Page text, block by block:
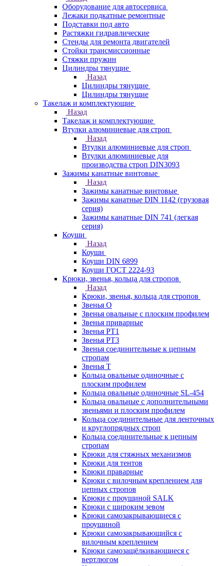
Оборудование для автосервиса
Лежаки подкатные ремонтные
Подставки под авто
Растяжки гидравлические
Стенды для ремонта двигателей
Стойки трансмиссионные
Стяжки пружин
Цилиндры тянущие
Назад
Цилиндры тянущие
Цилиндры тянущие
Такелаж и комплектующие
Назад
Такелаж и комплектующие
Втулки алюминиевые для строп
Назад
Втулки алюминиевые для строп
Втулки алюминиевые для
производства строп DIN3093
Зажимы канатные винтовые
Назад
Зажимы канатные винтовые
Зажимы канатные DIN 1142 (грузовая
серия)
Зажимы канатные DIN 741 (легкая
серия)
Коуши
Назад
Коуши
Коуши DIN 6899
Коуши ГОСТ 2224-93
Крюки, звенья, кольца для стропов
Назад
Крюки, звенья, кольца для стропов
Звенья О
Звенья овальные с плоским профилем
Звенья приварные
Звенья РТ1
Звенья РТ3
Звенья соединительные к цепным
стропам
Звенья Т
Кольца овальные одиночные c
плоским профилем
Кольца овальные одиночные SL-454
Кольца овальные с дополнительными
звеньями и плоским профилем
Кольца соединительные для ленточных
и круглопрядных строп
Кольца соединительные к цепным
стропам
Крюки для стяжных механизмов
Крюки для тентов
Крюки праварные
Крюки с вилочным креплением для
цепных стропов
Крюки с проушиной SALK
Крюки с широким зевом
Крюки самозакрывающиеся с
проушиной
Крюки самозакрывающийся с
вилочным креплением
Крюки самозащёлкивающиеся с
вертлюгом